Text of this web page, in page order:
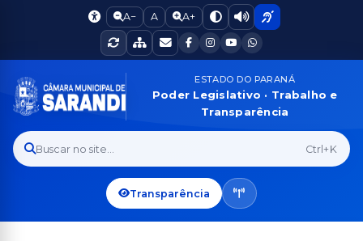
A− A A+
ESTADO DO PARANÁ
Poder Legislativo · Trabalho e
Transparência
Buscar no site... Ctrl+K
Transparência